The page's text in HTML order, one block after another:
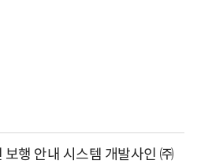
행 안내 시스템 개발사인 ㈜